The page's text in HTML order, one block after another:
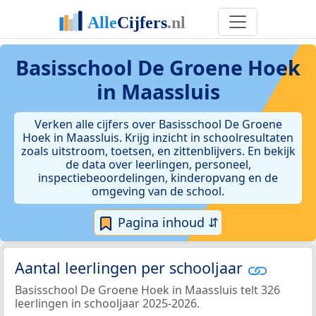
Basisschool De Groene Hoek
in Maassluis
Verken alle cijfers over Basisschool De Groene
Hoek in Maassluis. Krijg inzicht in schoolresultaten
zoals uitstroom, toetsen, en zittenblijvers. En bekijk
de data over leerlingen, personeel,
inspectiebeoordelingen, kinderopvang en de
omgeving van de school.
Pagina inhoud ⇵
Aantal leerlingen per schooljaar
Basisschool De Groene Hoek in Maassluis telt 326
leerlingen in schooljaar 2025-2026.